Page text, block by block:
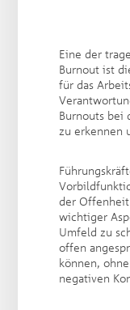
Eine der
Burnout ist
für das
Burnouts bei
zu erkennen
der
wichtiger
Umfeld zu
offen
können,
negativen